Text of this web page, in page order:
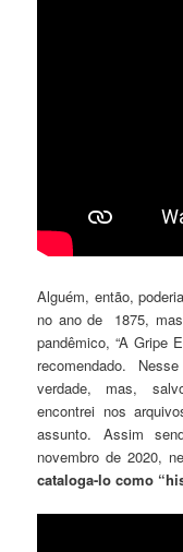
Alguém, então,
no ano de 1875,
pandêmico, “A Gripe
recomendado.
verdade, mas,
encontrei nos
assunto. Assim
novembro de 2020,
cataloga-lo como